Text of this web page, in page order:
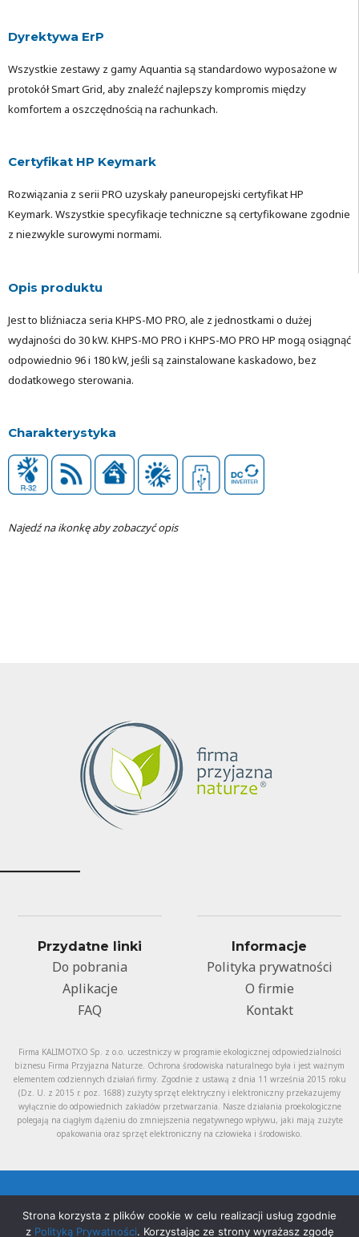
Dyrektywa ErP
Wszystkie zestawy z gamy Aquantia są standardowo wyposażone w
protokół Smart Grid, aby znaleźć najlepszy kompromis między
komfortem a oszczędnością na rachunkach.
Certyfikat HP Keymark
Rozwiązania z serii PRO uzyskały paneuropejski certyfikat HP
Keymark. Wszystkie specyfikacje techniczne są certyfikowane zgodnie
z niezwykle surowymi normami.
Opis produktu
Jest to bliźniacza seria KHPS-MO PRO, ale z jednostkami o dużej
wydajności do 30 kW. KHPS-MO PRO i KHPS-MO PRO HP mogą osiągnąć
odpowiednio 96 i 180 kW, jeśli są zainstalowane kaskadowo, bez
dodatkowego sterowania.
Charakterystyka
Najedź na ikonkę aby zobaczyć opis
Przydatne linki
Do pobrania
Aplikacje
FAQ
Informacje
Polityka prywatności
O firmie
Kontakt
Firma KALIMOTXO Sp. z o.o. uczestniczy w programie ekologicznej odpowiedzialności
biznesu Firma Przyjazna Naturze. Ochrona środowiska naturalnego była i jest ważnym
elementem codziennych działań firmy. Zgodnie z ustawą z dnia 11 września 2015 roku
(Dz. U. z 2015 r. poz. 1688) zużyty sprzęt elektryczny i elektroniczny przekazujemy
wyłącznie do odpowiednich zakładów przetwarzania. Nasze działania proekologiczne
polegają na ciągłym dążeniu do zmniejszenia negatywnego wpływu, jaki mają zużyte
opakowania oraz sprzęt elektroniczny na człowieka i środowisko.
Strona korzysta z plików cookie w celu realizacji usług zgodnie
z Polityką Prywatności. Korzystając ze strony wyrażasz zgodę